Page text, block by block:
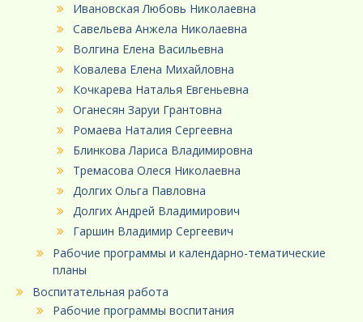
Ивановская Любовь Николаевна
Савельева Анжела Николаевна
Волгина Елена Васильевна
Ковалева Елена Михайловна
Кочкарева Наталья Евгеньевна
Оганесян Заруи Грантовна
Ромаева Наталия Сергеевна
Блинкова Лариса Владимировна
Тремасова Олеся Николаевна
Долгих Ольга Павловна
Долгих Андрей Владимирович
Гаршин Владимир Сергеевич
Рабочие программы и календарно-тематические
планы
Воспитательная работа
Рабочие программы воспитания